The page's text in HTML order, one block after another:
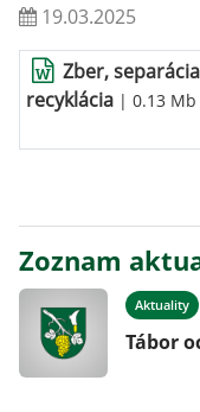
19.03.2025
Zber,
recyklácia | 0.13 Mb
Zoznam
Aktuality
Tábor